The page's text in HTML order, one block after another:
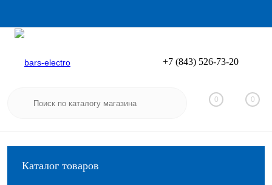
Вход
+7 (843) 526-73-20
0 0
Каталог товаров